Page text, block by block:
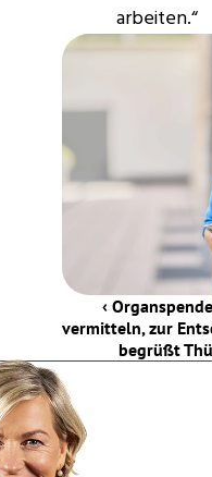
arbeiten.“
‹
vermitteln, zur
begrüßt